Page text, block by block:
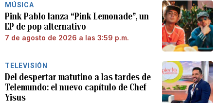
MÚSICA
Pink Pablo lanza “Pink Lemonade”, un
EP de pop alternativo
7 de agosto de 2026 a las 3:59 p.m.
TELEVISIÓN
Del despertar matutino a las tardes de
Telemundo: el nuevo capítulo de Chef
Yisus